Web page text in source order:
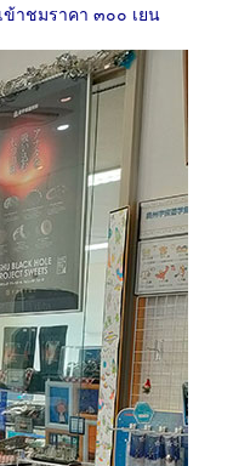
ข้าชมราคา ๓๐๐ เยน